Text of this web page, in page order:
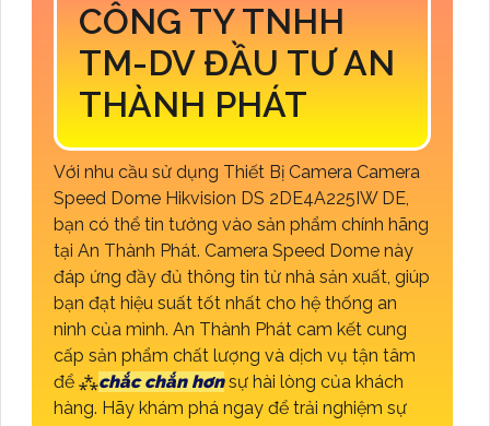
CÔNG TY TNHH
TM-DV ĐẦU TƯ AN
THÀNH PHÁT
Với nhu cầu sử dụng Thiết Bị Camera Camera
Speed Dome Hikvision DS 2DE4A225IW DE,
bạn có thể tin tưởng vào sản phẩm chính hãng
tại An Thành Phát. Camera Speed Dome này
đáp ứng đầy đủ thông tin từ nhà sản xuất, giúp
bạn đạt hiệu suất tốt nhất cho hệ thống an
ninh của mình. An Thành Phát cam kết cung
cấp sản phẩm chất lượng và dịch vụ tận tâm
để ⁂chắc chắn hơnsự hài lòng của khách
hàng. Hãy khám phá ngay để trải nghiệm sự